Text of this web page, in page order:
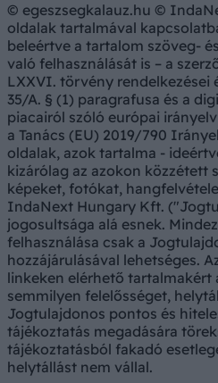
© egeszsegkalauz.hu ©
oldalak tartalmával
beleértve a tartalom szöveg-
való felhasználását is – a
LXXVI. törvény rendelkezései
35/A. § (1) paragrafusa és a
piacairól szóló európai
a Tanács (EU) 2019/790
oldalak, azok tartalma -
kizárólag az azokon közzétett
képeket, fotókat,
IndaNext Hungary Kft.
jogosultsága alá esnek.
felhasználása csak a
hozzájárulásával lehetséges.
linkeken elérhető tartalmakért
semmilyen felelősséget,
Jogtulajdonos pontos és
tájékoztatás megadására
tájékoztatásból fakadó
helytállást nem vállal.